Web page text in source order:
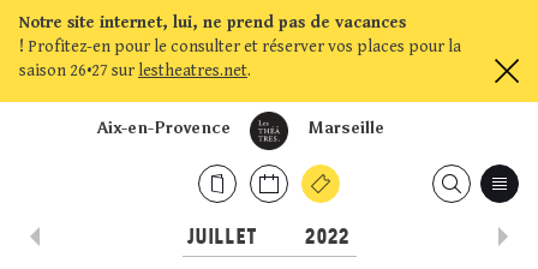
Notre site internet, lui, ne prend pas de vacances
! Profitez-en pour le consulter et réserver vos places pour la
saison 26•27 sur lestheatres.net.
Marseille
Aix-en-Provence